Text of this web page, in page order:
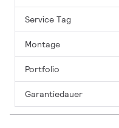
Service Tag
Montage
Portfolio
Garantiedauer